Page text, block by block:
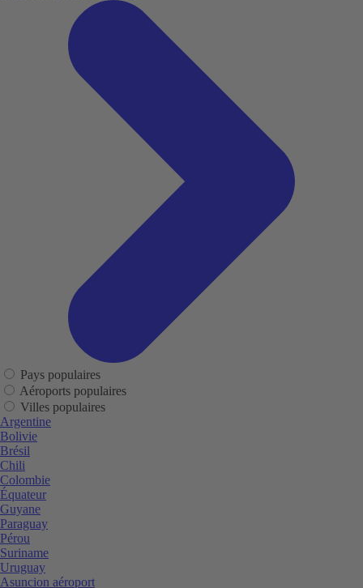
Pays populaires
Aéroports populaires
Villes populaires
Argentine
Bolivie
Brésil
Chili
Colombie
Équateur
Guyane
Paraguay
Pérou
Suriname
Uruguay
Asuncion aéroport